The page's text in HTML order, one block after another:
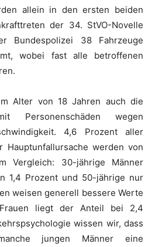
allein in den ersten beiden
der 34. StVO-Novelle
Bundespolizei 38 Fahrzeuge
wobei fast alle betroffenen
Alter von 18 Jahren auch die
Personenschäden wegen
4,6 Prozent aller
Hauptunfallursache werden von
Vergleich: 30-jährige Männer
1,4 Prozent und 50-jährige nur
weisen generell bessere Werte
liegt der Anteil bei 2,4
wissen wir, dass
jungen Männer eine